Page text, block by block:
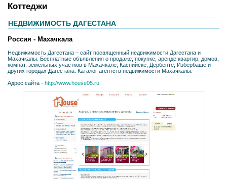
Коттеджи
НЕДВИЖИМОСТЬ ДАГЕСТАНА
Россия - Махачкала
Недвижимость Дагестана – сайт посвященный недвижимости Дагестана и
Махачкалы. Бесплатные объявления о продаже, покупке, аренде квартир, домов,
комнат, земельных участков в Махачкале, Каспийске, Дербенте, Избербаше и
других городах Дагестана. Каталог агентств недвижимости Махачкалы.
Адрес сайта - http://www.house05.ru